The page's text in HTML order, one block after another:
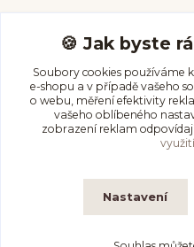
+420 731 681
(Po-Ne, 9-18 hod.)
🍪 Jak byste
Soubory cookies používáme
e-shopu a v případě vašeho
o webu, měření efektivity
vašeho oblíbeného
zobrazení reklam
Nastavení